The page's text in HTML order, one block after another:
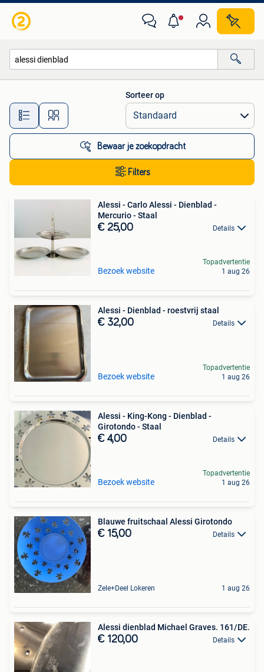
Alle afstanden…
Sorteer op
Bewaar je zoekopdracht
Filters
Alessi - Carlo Alessi - Dienblad -
Mercurio - Staal
€ 25,00 Details
Bezoek website
Topadvertentie
1 aug 26
Alessi - Dienblad - roestvrij staal
€ 32,00 Details
Bezoek website
Topadvertentie
1 aug 26
Alessi - King-Kong - Dienblad -
Girotondo - Staal
€ 4,00 Details
Bezoek website
Topadvertentie
1 aug 26
Blauwe fruitschaal Alessi Girotondo
€ 15,00 Details
Zele+Deel Lokeren 1 aug 26
Alessi dienblad Michael Graves. 161/DE.
€ 120,00 Details